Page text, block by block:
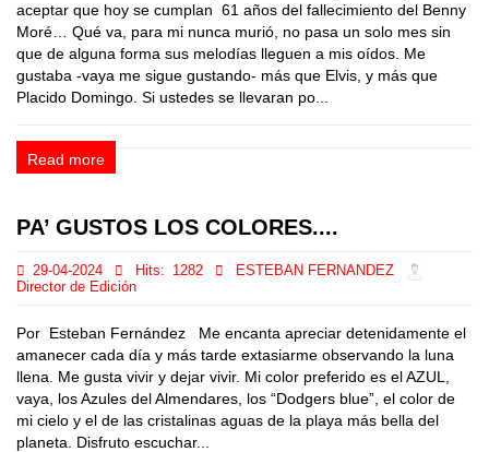
aceptar que hoy se cumplan 61 años del fallecimiento del Benny
Moré… Qué va, para mi nunca murió, no pasa un solo mes sin
que de alguna forma sus melodías lleguen a mis oídos. Me
gustaba -vaya me sigue gustando- más que Elvis, y más que
Placido Domingo. Si ustedes se llevaran po...
Read more
PA’ GUSTOS LOS COLORES....
29-04-2024 Hits: 1282
ESTEBAN FERNANDEZ
Director de Edición
Por Esteban Fernández Me encanta apreciar detenidamente el
amanecer cada día y más tarde extasiarme observando la luna
llena. Me gusta vivir y dejar vivir. Mi color preferido es el AZUL,
vaya, los Azules del Almendares, los “Dodgers blue”, el color de
mi cielo y el de las cristalinas aguas de la playa más bella del
planeta. Disfruto escuchar...